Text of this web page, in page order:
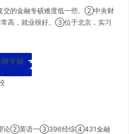
的金融专硕难度低一些。②中央财
高，就业很好。③位于北京，实习
专硕
论②英语一③396经综④431金融